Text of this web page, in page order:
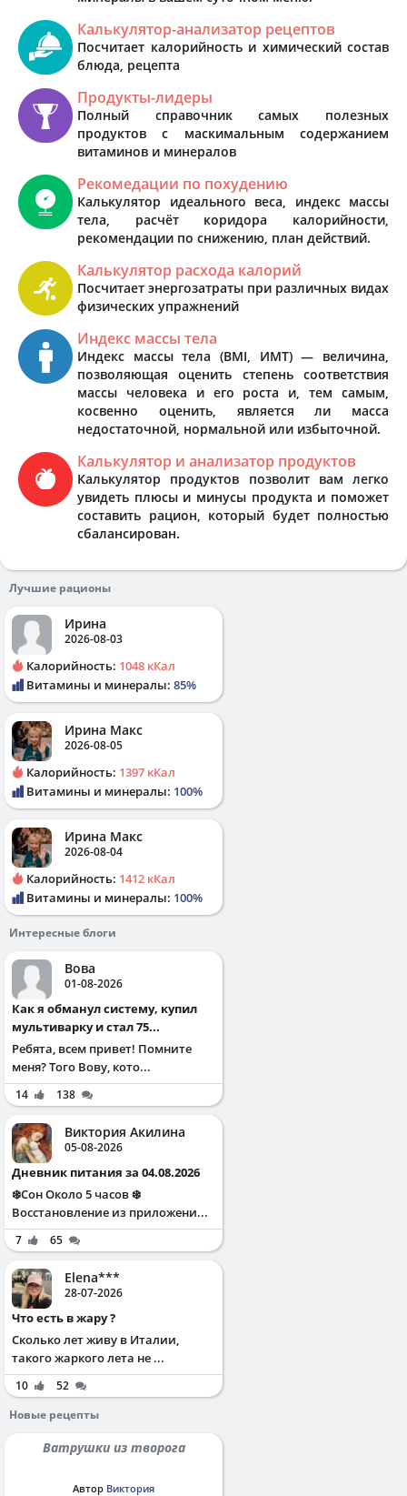
Калькулятор-анализатор рецептов
Посчитает калорийность и химический состав
блюда, рецепта
Продукты-лидеры
Полный справочник самых полезных
продуктов с маскимальным содержанием
витаминов и минералов
Рекомедации по похудению
Калькулятор идеального веса, индекс массы
тела, расчёт коридора калорийности,
рекомендации по снижению, план действий.
Калькулятор расхода калорий
Посчитает энергозатраты при различных видах
физических упражнений
Индекс массы тела
Индекс массы тела (BMI, ИМТ) — величина,
позволяющая оценить степень соответствия
массы человека и его роста и, тем самым,
косвенно оценить, является ли масса
недостаточной, нормальной или избыточной.
Калькулятор и анализатор продуктов
Калькулятор продуктов позволит вам легко
увидеть плюсы и минусы продукта и поможет
составить рацион, который будет полностью
сбалансирован.
Лучшие рационы
Ирина
2026-08-03
Калорийность: 1048 кКал
Витамины и минералы: 85%
Ирина Макс
2026-08-05
Калорийность: 1397 кКал
Витамины и минералы: 100%
Ирина Макс
2026-08-04
Калорийность: 1412 кКал
Витамины и минералы: 100%
Интересные блоги
Вова
01-08-2026
Как я обманул систему, купил
мультиварку и стал 75...
Ребята, всем привет! Помните
меня? Того Вову, кото...
14 138
Виктория Акилина
05-08-2026
Дневник питания за 04.08.2026
❄️Сон Около 5 часов ❄️
Восстановление из приложени...
7 65
Elena***
28-07-2026
Что есть в жару ?
Сколько лет живу в Италии,
такого жаркого лета не ...
10
52
Новые рецепты
Ватрушки из творога
Автор Виктория